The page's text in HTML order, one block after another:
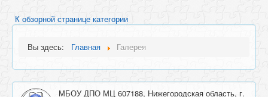
К обзорной странице категории
Вы здесь: Главная Галерея
МБОУ ДПО МЦ 607188, Нижегородская область, г.